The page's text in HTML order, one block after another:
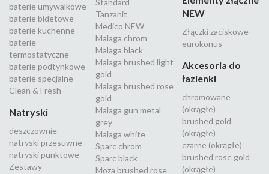
baterie umywalkowe
baterie bidetowe
baterie kuchenne
baterie
termostatyczne
baterie podtynkowe
baterie specjalne
Clean & Fresh
Natryski
deszczownie
natryski przesuwne
natryski punktowe
Zestawy
Standard
Tanzanit
Medico NEW
Malaga chrom
Malaga black
Malaga brushed light
gold
Malaga brushed rose
gold
Malaga gun metal
grey
Malaga white
Sparc chrom
Sparc black
Moza brushed rose
NEW
Złączki zaciskowe
eurokonus
Akcesoria do
łazienki
chromowane
(okrągłe)
brushed gold
(okrągłe)
czarne (okrągłe)
brushed rose gold
(okrągłe)